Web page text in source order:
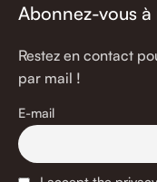
Abonnez-vous
Restez en contact
par mail !
E-mail